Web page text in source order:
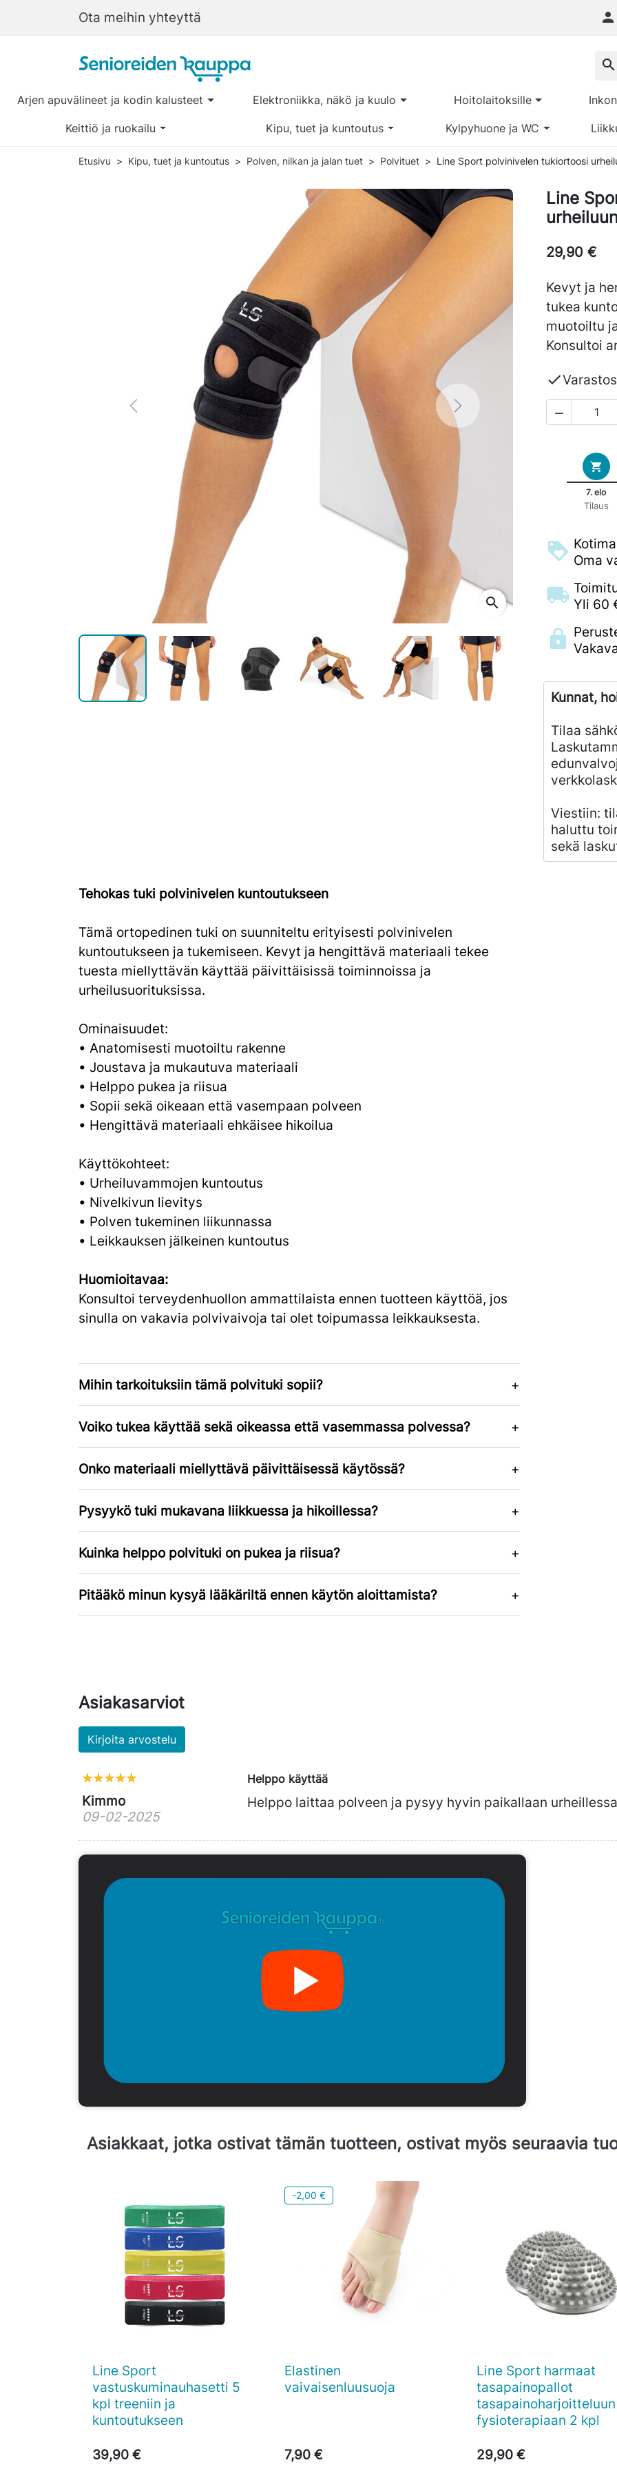
Ota meihin yhteyttä 
Arjen apuvälineet ja kodin kalusteet Elektroniikka, näkö ja kuulo Hoitolaitoksille
Keittiö ja ruokailu Kipu, tuet ja kuntoutus Kylpyhuone ja WC
search
Etusivu Kipu, tuet ja kuntoutus Polven, nilkan ja jalan tuet Polvituet Line Sport polvinivelen tukiortoosi
Previous Next
search
Line
29,90 €
Kevyt ja
tukea
muotoiltu
Konsultoi


7. elo
Tilaus
Oma
Yli 60
Kunnat,
Tilaa
Viestiin:
haluttu
sekä
Tehokas tuki polvinivelen kuntoutukseen
Tämä ortopedinen tuki on suunniteltu erityisesti polvinivelen
kuntoutukseen ja tukemiseen. Kevyt ja hengittävä materiaali tekee
tuesta miellyttävän käyttää päivittäisissä toiminnoissa ja
urheilusuorituksissa.
Ominaisuudet:
• Anatomisesti muotoiltu rakenne
• Joustava ja mukautuva materiaali
• Helppo pukea ja riisua
• Sopii sekä oikeaan että vasempaan polveen
• Hengittävä materiaali ehkäisee hikoilua
Käyttökohteet:
• Urheiluvammojen kuntoutus
• Nivelkivun lievitys
• Polven tukeminen liikunnassa
• Leikkauksen jälkeinen kuntoutus
Huomioitavaa:
Konsultoi terveydenhuollon ammattilaista ennen tuotteen käyttöä, jos
sinulla on vakavia polvivaivoja tai olet toipumassa leikkauksesta.
Mihin tarkoituksiin tämä polvituki sopii?
Voiko tukea käyttää sekä oikeassa että vasemmassa polvessa?
Onko materiaali miellyttävä päivittäisessä käytössä?
Pysyykö tuki mukavana liikkuessa ja hikoillessa?
Kuinka helppo polvituki on pukea ja riisua?
Pitääkö minun kysyä lääkäriltä ennen käytön aloittamista?
Asiakasarviot
Kirjoita arvostelu
Kimmo
09-02-2025
Helppo käyttää
Helppo laittaa polveen ja pysyy hyvin paikallaan
Asiakkaat, jotka ostivat tämän tuotteen, ostivat myös seuraavia
 Pikakatselu
Line Sport
vastuskuminauhasetti 5
kpl treeniin ja
kuntoutukseen
39,90 €
-2,00 €

Elastinen
vaivaisenluusuoja
7,90 €
 Pikakatselu
Line Sport harmaat
tasapainopallot
fysioterapiaan 2 kpl
29,90 €